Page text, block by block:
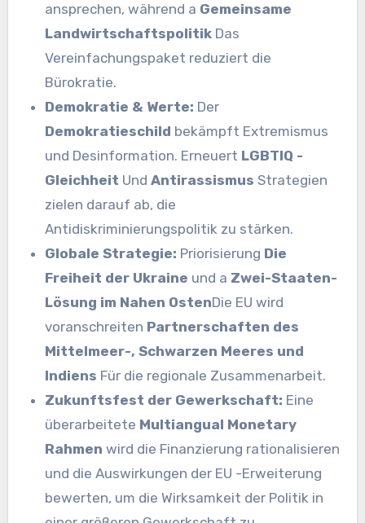
ansprechen, während a Gemeinsame
Landwirtschaftspolitik Das
Vereinfachungspaket reduziert die
Bürokratie.
Demokratie & Werte: Der
Demokratieschild bekämpft Extremismus
und Desinformation. Erneuert LGBTIQ -
Gleichheit UndAntirassismus Strategien
zielen darauf ab, die
Antidiskriminierungspolitik zu stärken.
Globale Strategie: Priorisierung Die
Freiheit der Ukraine und a Zwei-Staaten-
Lösung im Nahen OstenDie EU wird
voranschreiten Partnerschaften des
Mittelmeer-, Schwarzen Meeres und
Indiens Für die regionale Zusammenarbeit.
Zukunftsfest der Gewerkschaft: Eine
überarbeitete Multiangual Monetary
Rahmen wird die Finanzierung rationalisieren
und die Auswirkungen der EU -Erweiterung
bewerten, um die Wirksamkeit der Politik in